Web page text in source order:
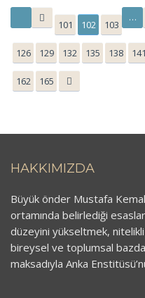
101 102 103
…
126 129 132 135 138 141
162 165
HAKKIMIZDA
Büyük önder Mustafa
ortamında belirlediği
düzeyini yükseltmek,
bireysel ve toplumsal
maksadıyla Anka